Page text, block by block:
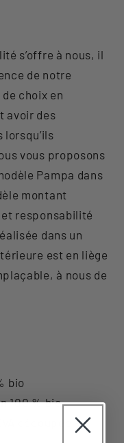
s’offre à nous, il
de notre
choix en
avoir des
vous proposons
Pampa dans
montant
responsabilité
dans un
est en liège
à nous de
bio
100 % bio
découpée –